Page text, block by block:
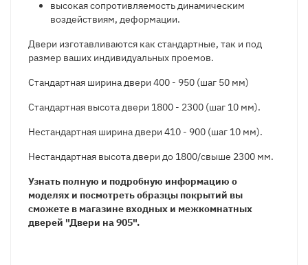
высокая сопротивляемость динамическим
воздействиям, деформации.
Двери изготавливаются как стандартные, так и под
размер ваших индивидуальных проемов.
Стандартная ширина двери 400 - 950 (шаг 50 мм)
Стандартная высота двери 1800 - 2300 (шаг 10 мм).
Нестандартная ширина двери 410 - 900 (шаг 10 мм).
Нестандартная высота двери до 1800/свыше 2300 мм.
Узнать полную и подробную информацию о
моделях и посмотреть образцы покрытий вы
сможете в магазине входных и межкомнатных
дверей "Двери на 905".